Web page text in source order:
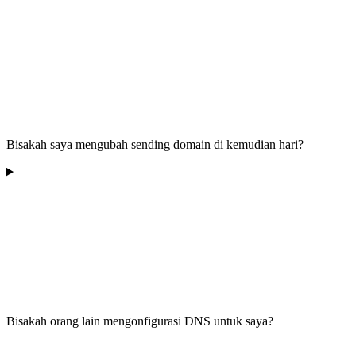
Bisakah saya mengubah sending domain di kemudian hari?
Bisakah orang lain mengonfigurasi DNS untuk saya?